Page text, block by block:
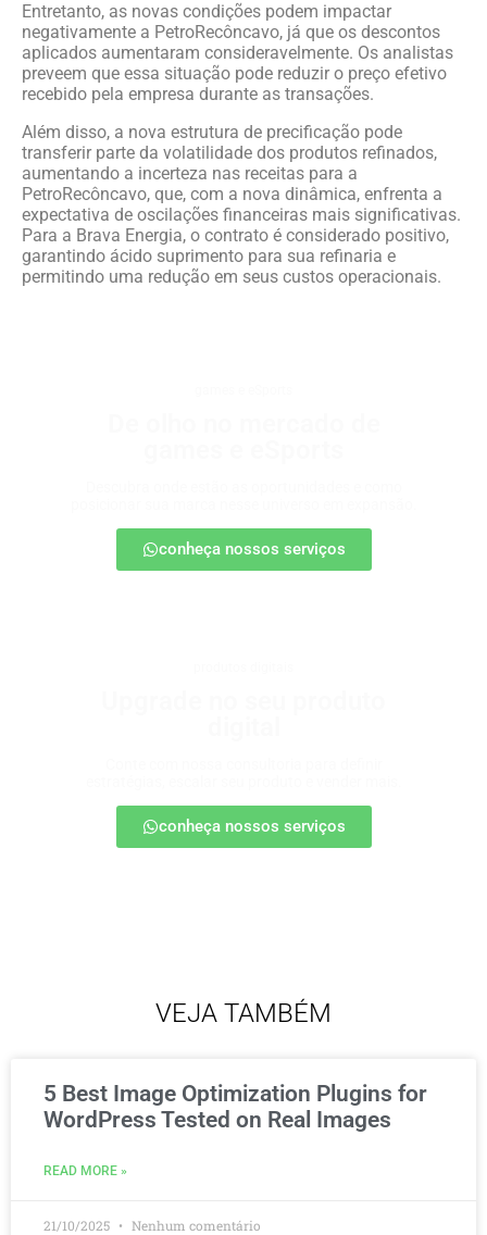
Entretanto, as novas condições podem impactar
negativamente a PetroRecôncavo, já que os descontos
aplicados aumentaram consideravelmente. Os analistas
preveem que essa situação pode reduzir o preço efetivo
recebido pela empresa durante as transações.
Além disso, a nova estrutura de precificação pode
transferir parte da volatilidade dos produtos refinados,
aumentando a incerteza nas receitas para a
PetroRecôncavo, que, com a nova dinâmica, enfrenta a
expectativa de oscilações financeiras mais significativas.
Para a Brava Energia, o contrato é considerado positivo,
garantindo ácido suprimento para sua refinaria e
permitindo uma redução em seus custos operacionais.
conheça nossos serviços
conheça nossos serviços
VEJA TAMBÉM
5 Best Image Optimization Plugins for
WordPress Tested on Real Images
READ MORE »
21/10/2025 Nenhum comentário